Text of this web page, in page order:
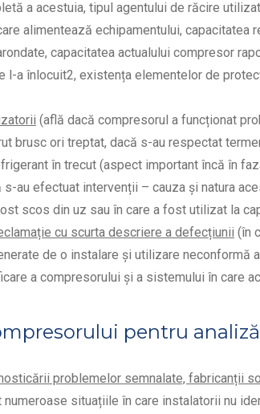
a acestuia, tipul agentului de răcire
alimentează echipamentului, capacitatea
capacitatea actualului compresor
l-a înlocuit2, existența elementelor de
(află dacă compresorul a funcționat
brusc ori treptat, dacă s-au respectat
în trecut (aspect important încă în
au efectuat intervenții – cauza și natura
scos din uz sau în care a fost utilizat la
cu scurta descriere a defecțiunii (în
de o instalare și utilizare neconformă
a compresorului și a sistemului în care
pentru
problemelor semnalate, fabricanții
numeroase situațiile în care instalatorii nu